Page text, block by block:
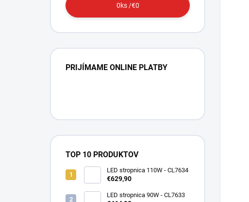
0ks /€0
PRIJÍMAME ONLINE PLATBY
TOP 10 PRODUKTOV
LED stropnica 110W - CL7634
€629,90
LED stropnica 90W - CL7633